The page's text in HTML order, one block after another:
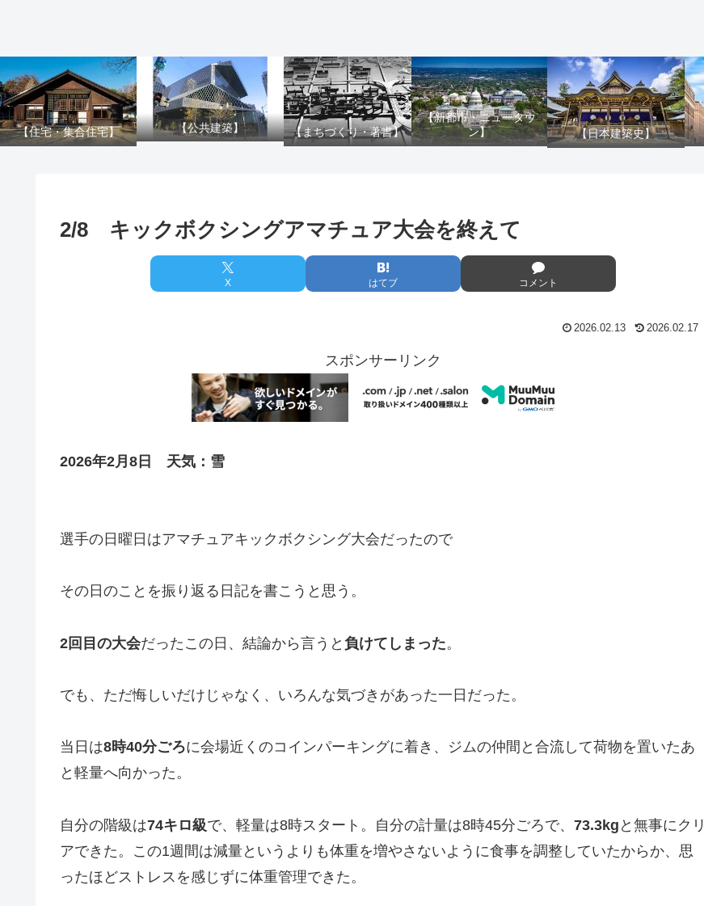
【住宅・集合住宅】 【公共建築】 【まちづくり・著書】
【新都市・ニュータウ
ン】
【日本建築史】
2/8 キックボクシングアマチュア大会を終えて
X はてブ コメント
2026.02.13 2026.02.17
スポンサーリンク
2026年2月8日 天気：雪
選手の日曜日はアマチュアキックボクシング大会だったので
その日のことを振り返る日記を書こうと思う。
2回目の大会だったこの日、結論から言うと 負けてしまった。
でも、ただ悔しいだけじゃなく、いろんな気づきがあった一日だった。
当日は8時40分ごろに会場近くのコインパーキングに着き、ジムの仲間と合流して荷物を置いたあ
と軽量へ向かった。
自分の階級は74キロ級で、軽量は8時スタート。自分の計量は8時45分ごろで、 73.3kg と無事にクリ
アできた。この1週間は減量というよりも体重を増やさないように食事を調整していたからか、思
ったほどストレスを感じずに体重管理できた。